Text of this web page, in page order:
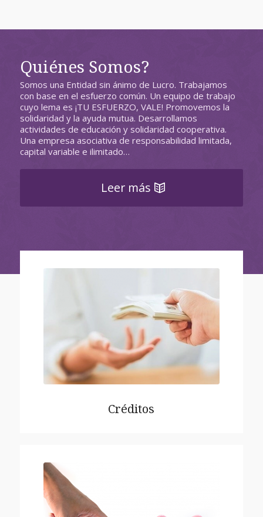
Quiénes Somos?
Somos una Entidad sin ánimo de Lucro. Trabajamos
con base en el esfuerzo común. Un equipo de trabajo
cuyo lema es ¡TU ESFUERZO, VALE! Promovemos la
solidaridad y la ayuda mutua. Desarrollamos
actividades de educación y solidaridad cooperativa.
Una empresa asociativa de responsabilidad limitada,
capital variable e ilimitado…
Leer más
Créditos